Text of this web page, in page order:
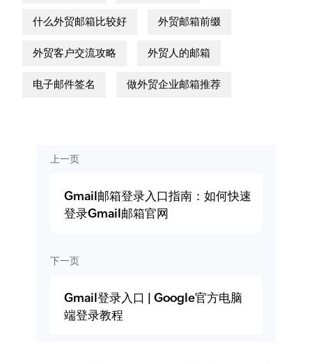
什么外贸邮箱比较好 外贸邮箱前缀
外贸客户交流攻略 外贸人的邮箱
电子邮件签名 做外贸企业邮箱推荐
上一页
Gmail邮箱登录入口指南：如何快速
登录Gmail邮箱官网
下一页
Gmail登录入口 | Google官方电脑
端登录教程